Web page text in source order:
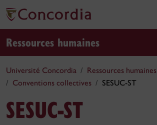
Ressources humaines
Université Concordia
Ressources humaines
Conventions collectives
SESUC-ST
SESUC-ST